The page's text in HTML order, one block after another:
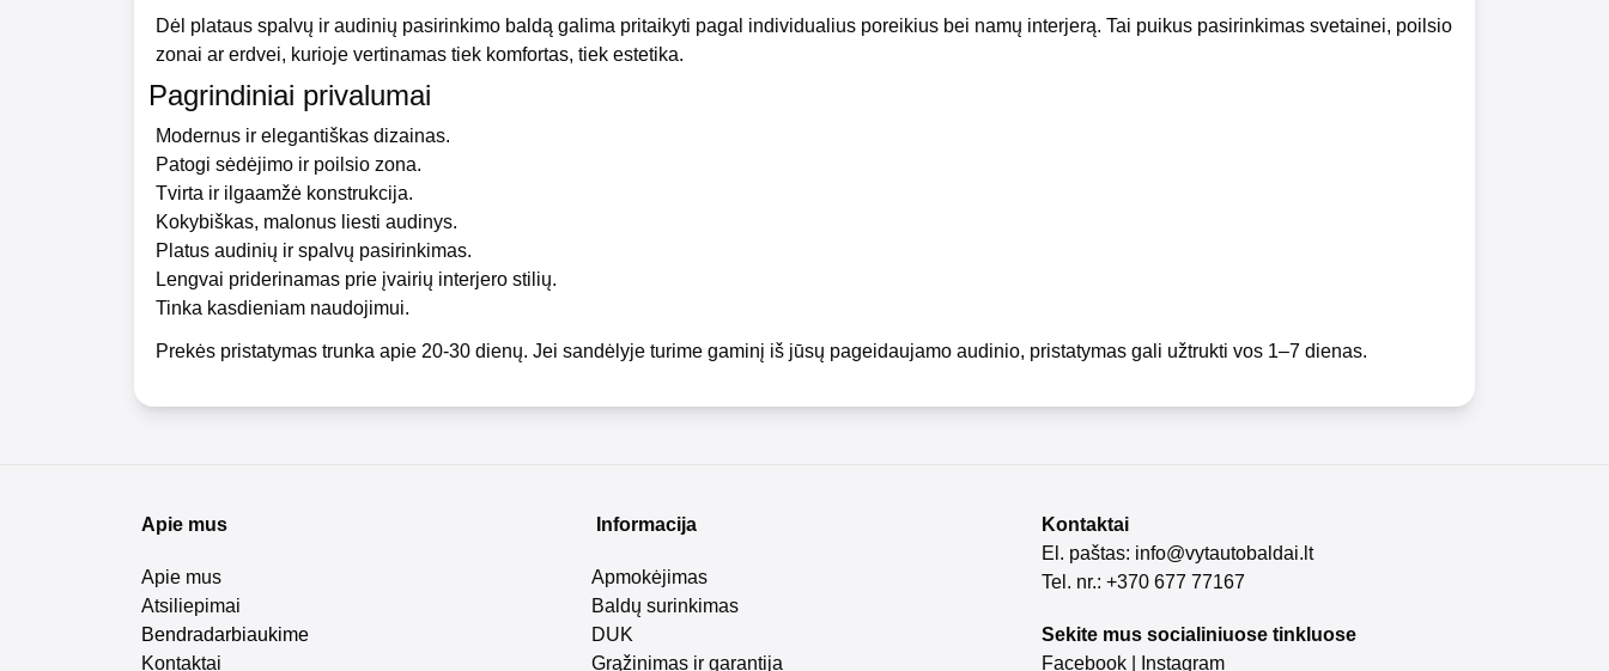
Dėl plataus spalvų ir audinių pasirinkimo baldą galima pritaikyti pagal individualius poreikius bei namų interjerą. Tai puikus pasirinkimas svetainei, poilsio
zonai ar erdvei, kurioje vertinamas tiek komfortas, tiek estetika.
Pagrindiniai privalumai
Modernus ir elegantiškas dizainas.
Patogi sėdėjimo ir poilsio zona.
Tvirta ir ilgaamžė konstrukcija.
Kokybiškas, malonus liesti audinys.
Platus audinių ir spalvų pasirinkimas.
Lengvai priderinamas prie įvairių interjero stilių.
Tinka kasdieniam naudojimui.
Prekės pristatymas trunka apie 20-30 dienų. Jei sandėlyje turime gaminį iš jūsų pageidaujamo audinio, pristatymas gali užtrukti vos 1–7 dienas.
Apie mus
Apie mus
Atsiliepimai
Bendradarbiaukime
Kontaktai
Informacija
Apmokėjimas
Baldų surinkimas
DUK
Grąžinimas ir garantija
Kontaktai
El. paštas: info@vytautobaldai.lt
Tel. nr.: +370 677 77167
Sekite mus socialiniuose tinkluose
Facebook
Instagram